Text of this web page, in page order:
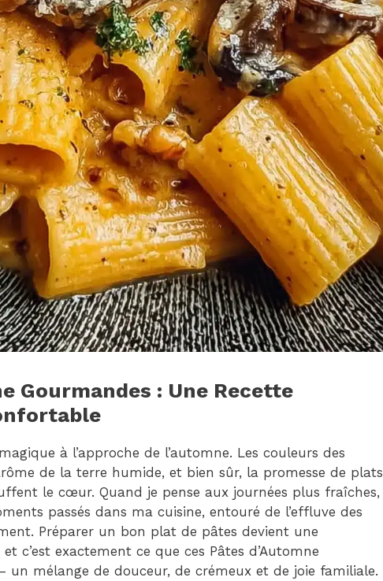
Gourmandes : Une Recette
à l’approche de l’automne. Les couleurs des
de la terre humide, et bien sûr, la promesse de plats
le cœur. Quand je pense aux journées plus fraîches,
passés dans ma cuisine, entouré de l’effluve des
Préparer un bon plat de pâtes devient une
c’est exactement ce que ces Pâtes d’Automne
un mélange de douceur, de crémeux et de joie familiale.